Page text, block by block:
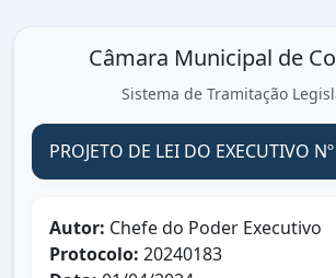
Câmara Municipal de
Sistema de Tramitação
PROJETO DE LEI DO EXECUTIVO
Autor: Chefe do Poder Executivo
Protocolo: 20240183